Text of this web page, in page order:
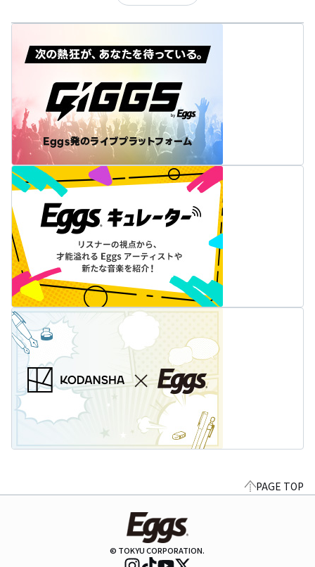
PAGE TOP
© TOKYU CORPORATION.